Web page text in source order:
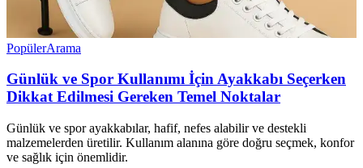
PopülerArama
Günlük ve Spor Kullanımı İçin Ayakkabı Seçerken
Dikkat Edilmesi Gereken Temel Noktalar
Günlük ve spor ayakkabılar, hafif, nefes alabilir ve destekli
malzemelerden üretilir. Kullanım alanına göre doğru seçmek, konfor
ve sağlık için önemlidir.